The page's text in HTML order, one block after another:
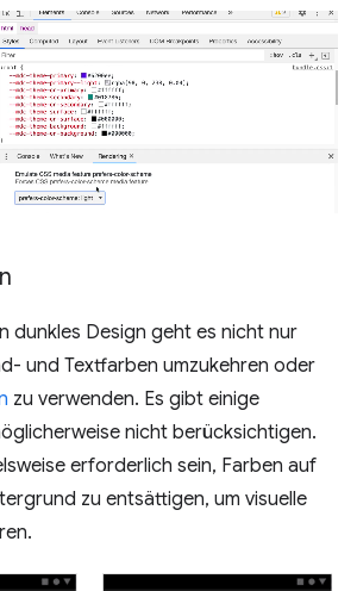
dunkles Design geht es nicht nur
und Textfarben umzukehren oder
zu verwenden. Es gibt einige
nicht berücksichtigen.
erforderlich sein, Farben auf
zu entsättigen, um visuelle